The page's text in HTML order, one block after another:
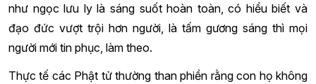
như ngọc lưu ly là sáng suốt hoàn toàn, có hiểu biết và
đạo đức vượt trội hơn người, là tấm gương sáng thì mọi
người mới tin phục, làm theo.
Thực tế các Phật tử thường than phiền rằng con họ không